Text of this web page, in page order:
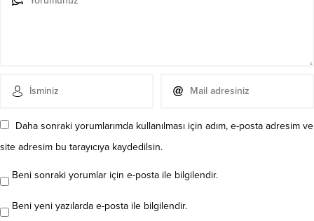
Daha sonraki yorumlarımda kullanılması için adım, e-posta adresim ve
site adresim bu tarayıcıya kaydedilsin.
Beni sonraki yorumlar için e-posta ile bilgilendir.
Beni yeni yazılarda e-posta ile bilgilendir.